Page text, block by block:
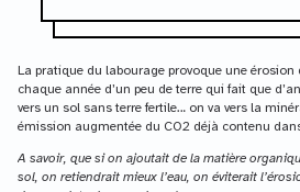
La pratique du labourage provoque une érosion
chaque année d’un peu de terre qui fait que
vers un sol sans terre fertile… on va vers la
émission augmentée du CO2 déjà contenu
A savoir, que si on ajoutait de la matière
sol, on retiendrait mieux l’eau, on éviterait